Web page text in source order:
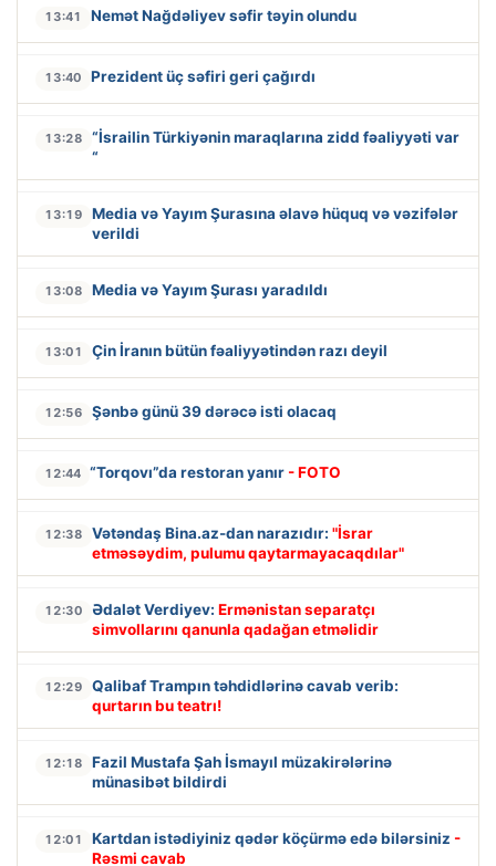
13:41 Nemət Nağdəliyev səfir təyin olundu
13:40 Prezident üç səfiri geri çağırdı
13:28
“İsrailin Türkiyənin maraqlarına zidd fəaliyyəti var
“
13:19
Media və Yayım Şurasına əlavə hüquq və vəzifələr
verildi
13:08 Media və Yayım Şurası yaradıldı
13:01 Çin İranın bütün fəaliyyətindən razı deyil
12:56 Şənbə günü 39 dərəcə isti olacaq
12:44 “Torqovı”da restoran yanır - FOTO
12:38 Vətəndaş Bina.az-dan narazıdır: "İsrar
etməsəydim, pulumu qaytarmayacaqdılar"
12:30 Ədalət Verdiyev: Ermənistan separatçı
simvollarını qanunla qadağan etməlidir
12:29
Qalibaf Trampın təhdidlərinə cavab verib:
qurtarın bu teatrı!
12:18
Fazil Mustafa Şah İsmayıl müzakirələrinə
münasibət bildirdi
12:01 Kartdan istədiyiniz qədər köçürmə edə bilərsiniz -
Rəsmi cavab